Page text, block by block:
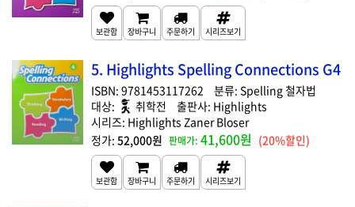
5. Highlights Spelling Connections G4
9781453117262
Spelling 철자법
취학전
Highlights
Highlights Zaner Bloser
52,000원
41,600원 (20%할인)